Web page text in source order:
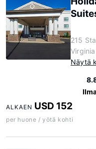
215
Näytä
ALKAEN USD 152
per huone / yötä kohti